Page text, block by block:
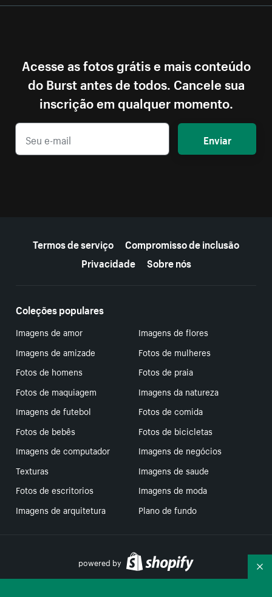
Acesse as fotos grátis e mais conteúdo
do Burst antes de todos. Cancele sua
inscrição em qualquer momento.
Enviar
Termos de serviço
Compromisso de inclusão
Privacidade
Sobre nós
Coleções populares
Imagens de amor
Imagens de flores
Imagens de amizade
Fotos de mulheres
Fotos de homens
Fotos de praia
Fotos de maquiagem
Imagens da natureza
Imagens de futebol
Fotos de comida
Fotos de bebês
Fotos de bicicletas
Imagens de computador
Imagens de negócios
Texturas
Imagens de saude
Fotos de escritorios
Imagens de moda
Imagens de arquitetura
Plano de fundo
powered by